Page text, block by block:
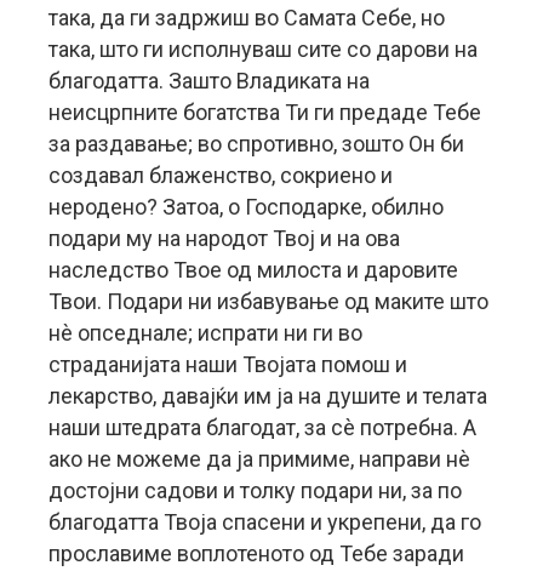
така, да ги задржиш во Самата Себе, но
така, што ги исполнуваш сите со дарови на
благодатта. Зашто Владиката на
неисцрпните богатства Ти ги предаде Тебе
за раздавање; во спротивно, зошто Он би
создавал блаженство, сокриено и
неродено? Затоа, о Господарке, обилно
подари му на народот Твој и на ова
наследство Твое од милоста и даровите
Твои. Подари ни избавување од маките што
нè опседнале; испрати ни ги во
страданијата наши Твојата помош и
лекарство, давајќи им ја на душите и телата
наши штедрата благодат, за сè потребна. А
ако не можеме да ја примиме, направи нè
достојни садови и толку подари ни, за по
благодатта Твоја спасени и укрепени, да го
прославиме воплотеното од Тебе заради